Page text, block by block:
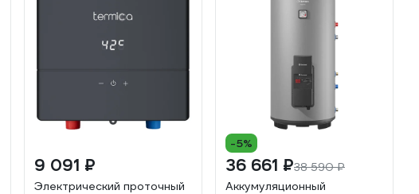
9 091 ₽
Электрический проточный
-5%
36 661 ₽38 590 ₽
Аккумуляционный